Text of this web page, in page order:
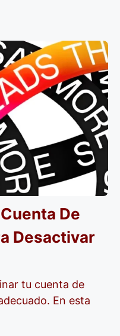
De
Desactivar
tu cuenta de
En esta